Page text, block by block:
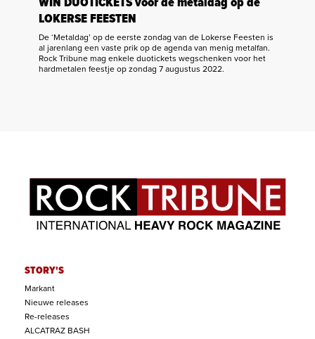
LOKERSE FEESTEN
De ‘Metaldag’ op de eerste zondag van de Lokerse Feesten is
al jarenlang een vaste prik op de agenda van menig metalfan.
Rock Tribune mag enkele duotickets wegschenken voor het
hardmetalen feestje op zondag 7 augustus 2022.
STORY'S
Markant
Nieuwe releases
Re-releases
ALCATRAZ BASH